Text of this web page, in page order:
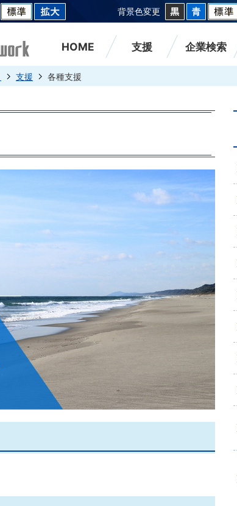
背景色変更
HOME 支援 企業検索
支援 各種支援